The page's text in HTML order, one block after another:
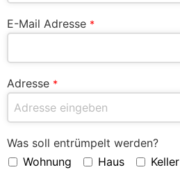
E-Mail Adresse *
Adresse *
Was soll entrümpelt werden?
Wohnung
Haus Keller